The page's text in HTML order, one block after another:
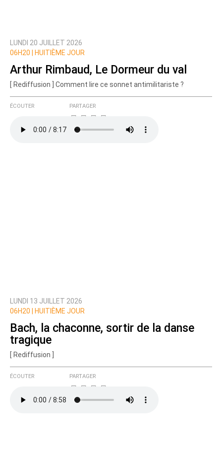
LUNDI 20 JUILLET 2026
06H20 |
HUITIÈME JOUR
Arthur Rimbaud, Le Dormeur du val
[ Rediffusion ] Comment lire ce sonnet antimilitariste ?
ÉCOUTER PARTAGER
LUNDI 13 JUILLET 2026
06H20 |
HUITIÈME JOUR
Bach, la chaconne, sortir de la danse
tragique
[ Rediffusion ]
ÉCOUTER PARTAGER